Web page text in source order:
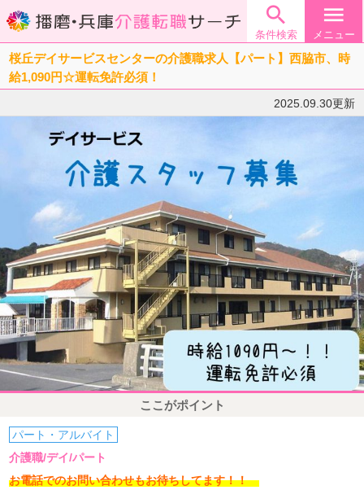

条件検索
menu
メニュー
桜丘デイサービスセンターの介護職求人【パート】西脇市、時
給1,090円☆運転免許必須！
2025.09.30更新
ここがポイント
パート・アルバイト
介護職/デイ/パート
お電話でのお問い合わせもお待ちしてます！！